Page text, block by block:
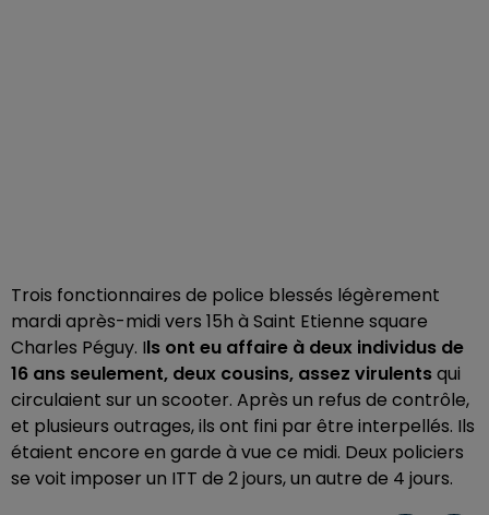
Trois fonctionnaires de police blessés légèrement
mardi après-midi vers 15h à Saint Etienne square
Charles Péguy. Ils ont eu affaire à deux individus de
16 ans seulement, deux cousins, assez virulentsqui
circulaient sur un scooter. Après un refus de contrôle,
et plusieurs outrages, ils ont fini par être interpellés. Ils
étaient encore en garde à vue ce midi. Deux policiers
se voit imposer un ITT de 2 jours, un autre de 4 jours.